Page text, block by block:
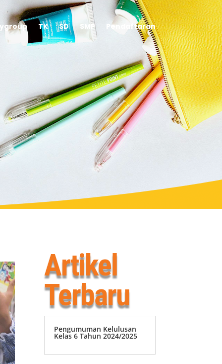
TK SD SMP Pendaftaran
Artikel
Terbaru
Pengumuman Kelulusan
Kelas 6 Tahun 2024/2025